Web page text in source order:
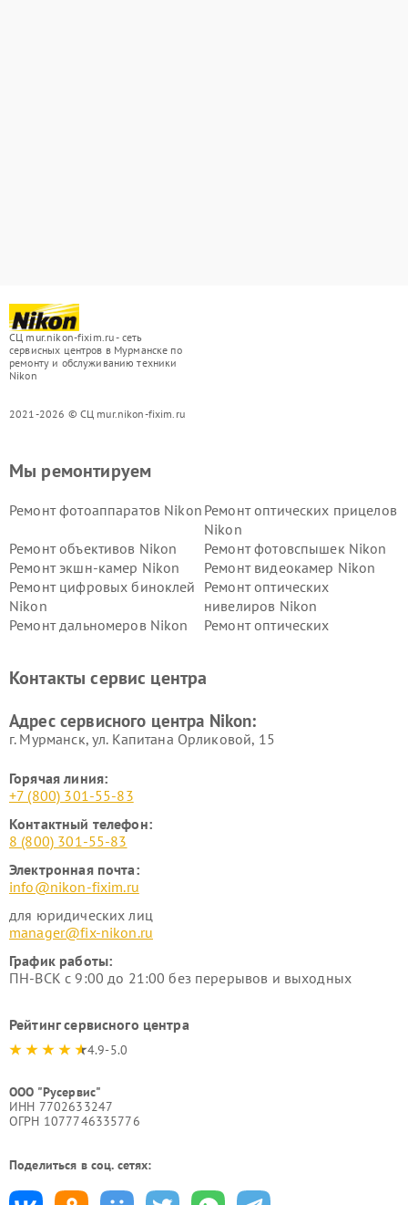
СЦ mur.nikon-fixim.ru - сеть
сервисных центров в Мурманске по
ремонту и обслуживанию техники
Nikon
2021-2026 © СЦ mur.nikon-fixim.ru
Мы ремонтируем
Ремонт фотоаппаратов Nikon Ремонт оптических прицелов
Nikon
Ремонт объективов Nikon
Ремонт фотовспышек Nikon
Ремонт экшн-камер Nikon
Ремонт видеокамер Nikon
Ремонт цифровых биноклей
Nikon
Ремонт оптических
нивелиров Nikon
Ремонт дальномеров Nikon
Ремонт оптических
Контакты сервис центра
Адрес сервисного центра Nikon:
г. Мурманск, ул. Капитана Орликовой, 15
Горячая линия:
+7 (800) 301-55-83
Контактный телефон:
8 (800) 301-55-83
Электронная почта:
info@nikon-fixim.ru
для юридических лиц
manager@fix-nikon.ru
График работы:
ПН-ВСК с 9:00 до 21:00 без перерывов и выходных
Рейтинг сервисного центра
4.9-5.0
ООО "Русервис"
ИНН 7702633247
ОГРН 1077746335776
Поделиться в соц. сетях: